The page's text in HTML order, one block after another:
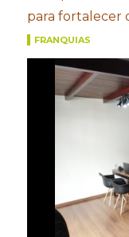
para fortalecer
FRANQUIAS